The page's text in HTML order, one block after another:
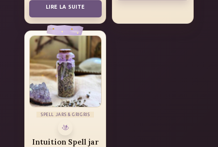
LIRE LA SUITE
SPELL JARS & GRIGRIS
Intuition Spell jar